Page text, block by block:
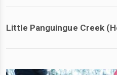
Little Panguingue Creek